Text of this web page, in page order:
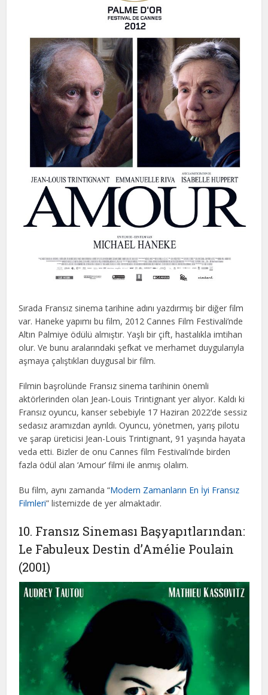
Sırada Fransız sinema tarihine adını yazdırmış bir diğer film
var. Haneke yapımı bu film, 2012 Cannes Film Festivali’nde
Altın Palmiye ödülü almıştır. Yaşlı bir çift, hastalıkla imtihan
olur. Ve bunu aralarındaki şefkat ve merhamet duygularıyla
aşmaya çalıştıkları duygusal bir film.
Filmin başrolünde Fransız sinema tarihinin önemli
aktörlerinden olan Jean-Louis Trintignant yer alıyor. Kaldı ki
Fransız oyuncu, kanser sebebiyle 17 Haziran 2022’de sessiz
sedasız aramızdan ayrıldı. Oyuncu, yönetmen, yarış pilotu
ve şarap üreticisi Jean-Louis Trintignant, 91 yaşında hayata
veda etti. Bizler de onu Cannes film Festivali’nde birden
fazla ödül alan ‘Amour’ filmi ile anmış olalım.
Bu film, aynı zamanda “Modern Zamanların En İyi Fransız
Filmleri” listemizde de yer almaktadır.
10. Fransız Sineması Başyapıtlarından:
Le Fabuleux Destin d’Amélie Poulain
(2001)